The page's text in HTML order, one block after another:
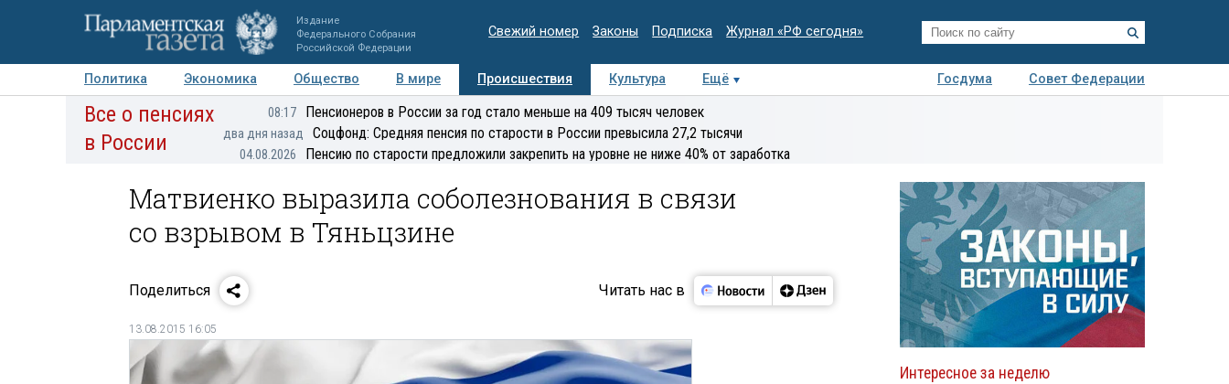
Издание
Федерального Собрания
Российской Федерации
Свежий номер Законы Подписка Журнал «РФ сегодня»
Политика Экономика Общество В мире Происшествия Культура Ещё Госдума
Совет Федерации
Авторы Персоны Мнения Регионы Медиацентр Интервью Колумнисты
Все о пенсиях
в России
08:17 Пенсионеров в России за год стало меньше на 409 тысяч человек
два дня назад Соцфонд: Средняя пенсия по старости в России превысила 27,2 тысячи
04.08.2026 Пенсию по старости предложили закрепить на уровне не ниже 40% от заработка
Матвиенко выразила соболезнования в связи
со взрывом в Тяньцзине
Поделиться Читать нас в
13.08.2015 16:05
Интересное за неделю